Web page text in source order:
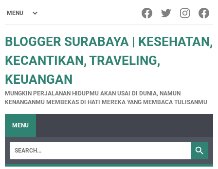
BLOGGER SURABAYA | KESEHATAN,
KECANTIKAN, TRAVELING,
KEUANGAN
MUNGKIN PERJALANAN HIDUPMU AKAN USAI DI DUNIA, NAMUN
KENANGANMU MEMBEKAS DI HATI MEREKA YANG MEMBACA TULISANMU
MENU